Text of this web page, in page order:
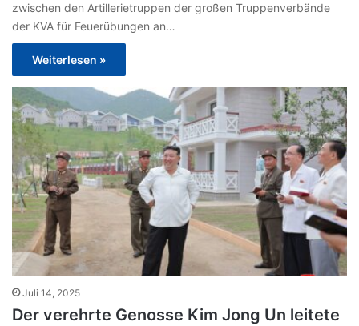
zwischen den Artillerietruppen der großen Truppenverbände
der KVA für Feuerübungen an…
Weiterlesen »
Juli 14, 2025
Der verehrte Genosse Kim Jong Un leitete